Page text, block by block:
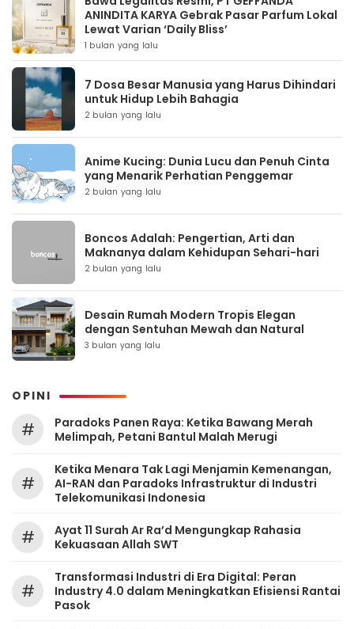
ANINDITA KARYA Gebrak Pasar Parfum Lokal
Lewat Varian ‘Daily Bliss’
1 bulan yang lalu
7 Dosa Besar Manusia yang Harus Dihindari
untuk Hidup Lebih Bahagia
2 bulan yang lalu
Anime Kucing: Dunia Lucu dan Penuh Cinta
yang Menarik Perhatian Penggemar
2 bulan yang lalu
Boncos Adalah: Pengertian, Arti dan
Maknanya dalam Kehidupan Sehari-hari
2 bulan yang lalu
Desain Rumah Modern Tropis Elegan
dengan Sentuhan Mewah dan Natural
3 bulan yang lalu
OPINI
#
Paradoks Panen Raya: Ketika Bawang Merah
Melimpah, Petani Bantul Malah Merugi
#
Ketika Menara Tak Lagi Menjamin Kemenangan,
AI-RAN dan Paradoks Infrastruktur di Industri
Telekomunikasi Indonesia
#
Ayat 11 Surah Ar Ra’d Mengungkap Rahasia
Kekuasaan Allah SWT
#
Transformasi Industri di Era Digital: Peran
Industry 4.0 dalam Meningkatkan Efisiensi Rantai
Pasok